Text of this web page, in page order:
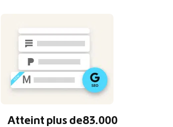
Atteint plus de83.000